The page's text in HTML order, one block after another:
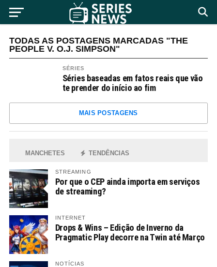
TODAS AS POSTAGENS MARCADAS "THE
PEOPLE V. O.J. SIMPSON"
SÉRIES
Séries baseadas em fatos reais que vão
te prender do início ao fim
MAIS POSTAGENS
MANCHETES TENDÊNCIAS
STREAMING
Por que o CEP ainda importa em serviços
de streaming?
INTERNET
Drops & Wins – Edição de Inverno da
Pragmatic Play decorre na Twin até Março
NOTÍCIAS